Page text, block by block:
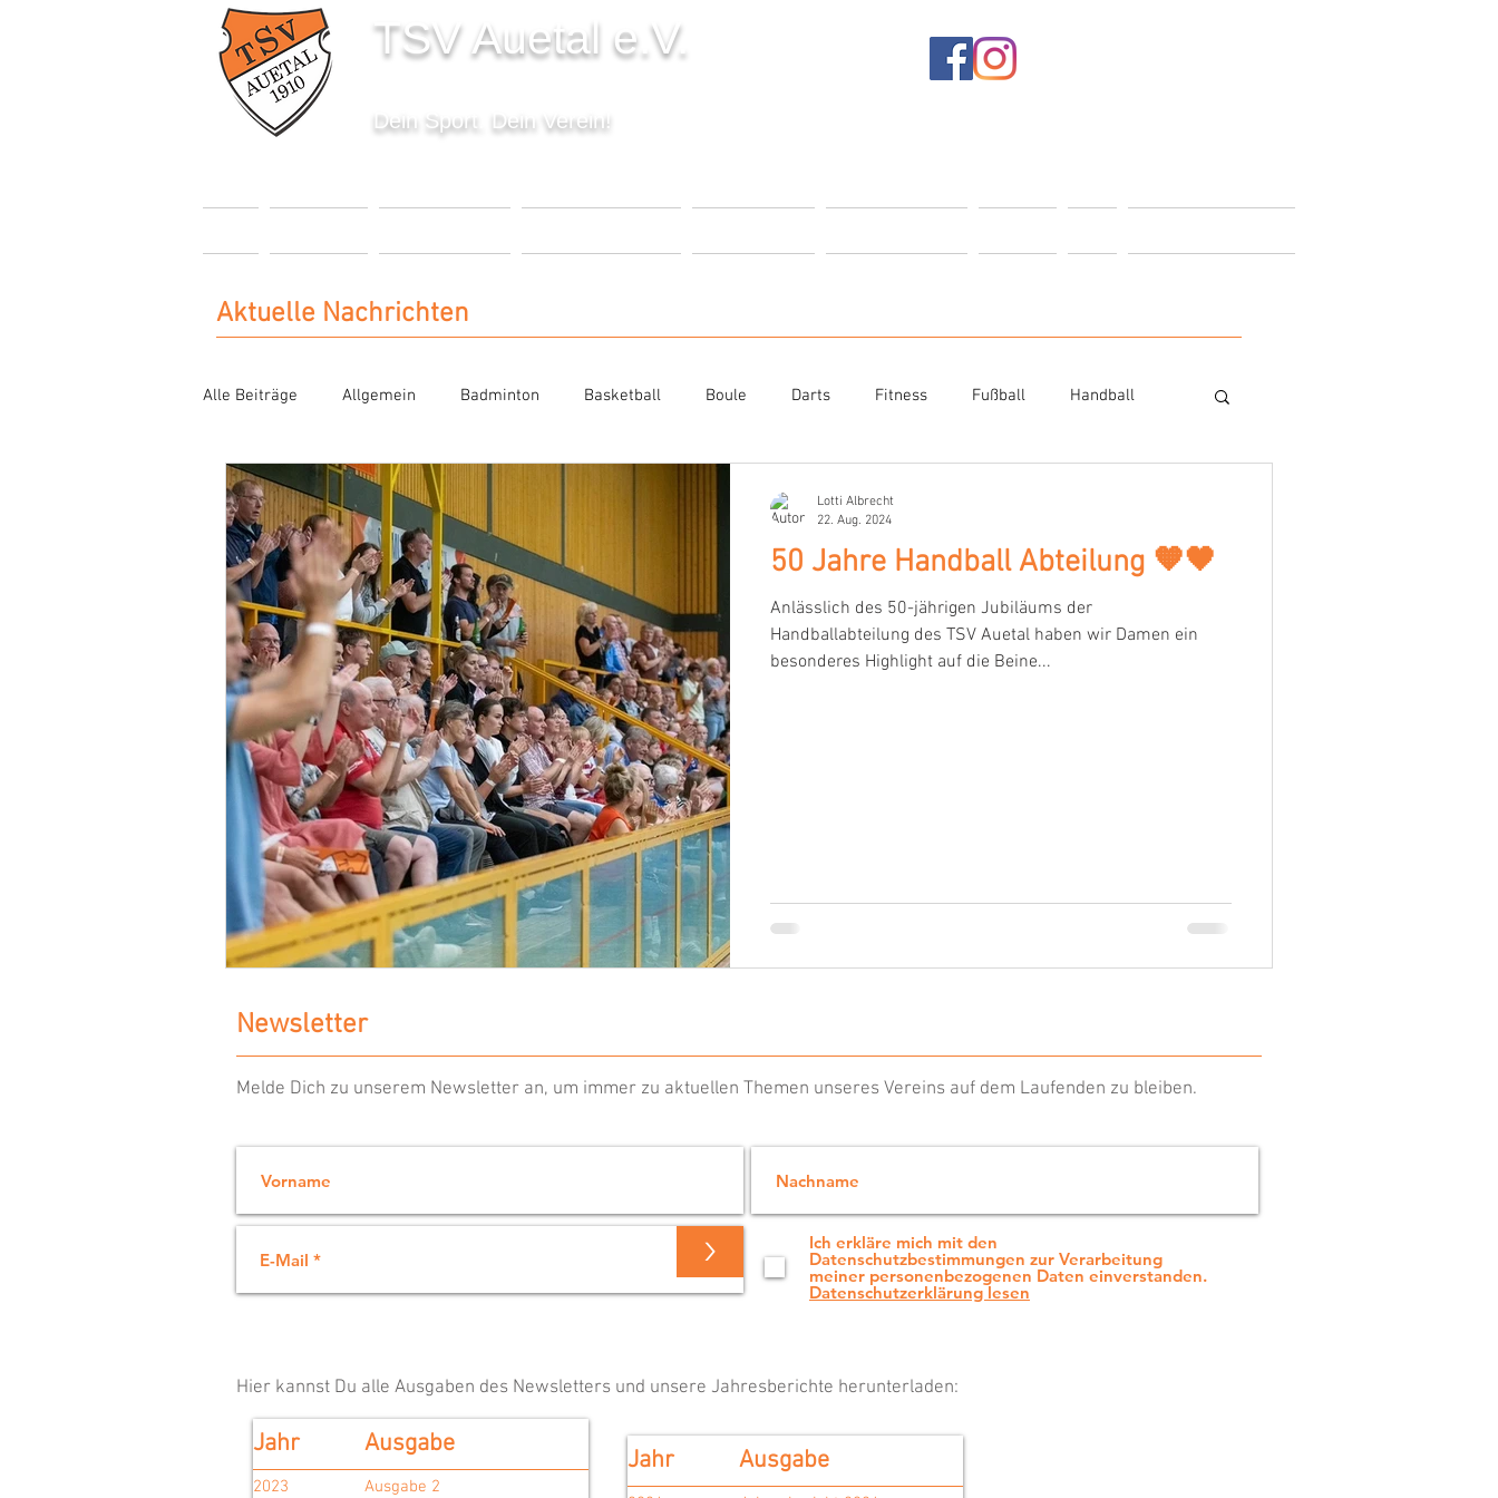
TSV Auetal e.V.
Dein Sport. Dein Verein!
Aktuelle Nachrichten
Alle Beiträge Allgemein Badminton Basketball Boule Darts Fitness Fußball Handball
Karate Kinderturnen
Volleyball Vorstand 50 Jahre Handball Abteilung 🧡🖤
Anlässlich des 50-jährigen Jubiläums der
Handballabteilung des TSV Auetal haben wir Damen ein
besonderes Highlight auf die Beine...
Lotti Albrecht
22. Aug. 2024
> Ich erkläre mich mit den
Datenschutzbestimmungen zur Verarbeitung
meiner personenbezogenen Daten einverstanden.
Datenschutzerklärung lesen
Newsletter
Melde Dich zu unserem Newsletter an, um immer zu aktuellen Themen unseres Vereins auf dem Laufenden zu bleiben.
Hier kannst Du alle Ausgaben des Newsletters und unsere Jahresberichte herunterladen:
Jahr Ausgabe
2023 Ausgabe 2
Jahr Ausgabe